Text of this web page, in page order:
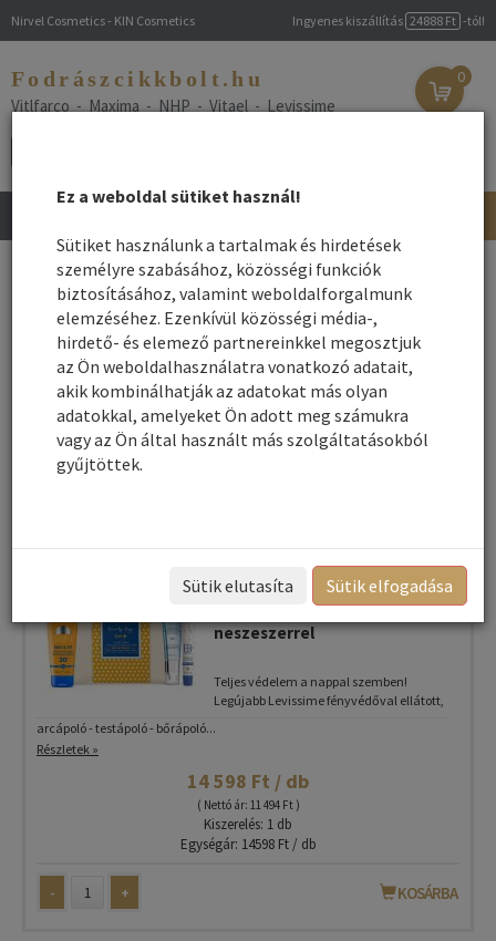
Nirvel Cosmetics - KIN Cosmetics Ingyenes kiszállítás 24888 Ft -tól!
Fodrászcikkbolt.hu
Vitlfarco - Maxima - NHP - Vitael - Levissime
0
navigation
Főoldal/Webshop/Arcápolás - Testápolás/Arcápoló
Testápoló csomag-Kezelés/ Testápoló csomag
Testápoló csomag
Név szerint
Rendezés:
Összes gyártó
Rendezés - Gyártók - szerint:
Beauty Bag Sun - Arc - és
Testápoló fényvédő napozó
csomag magas UV védelemmel +
neszeszerrel
Teljes védelem a nappal szemben!
Legújabb Levissime fényvédőval ellátott,
arcápoló - testápoló - bőrápoló...
Részletek »
14 598 Ft / db
( Nettó ár: 11 494 Ft )
Kiszerelés: 1 db
Egységár: 14598 Ft / db
- + KOSÁRBA
Ez a weboldal sütiket használ!
Sütiket használunk a tartalmak és hirdetések
személyre szabásához, közösségi funkciók
biztosításához, valamint weboldalforgalmunk
elemzéséhez. Ezenkívül közösségi média-,
hirdető- és elemező partnereinkkel megosztjuk
az Ön weboldalhasználatra vonatkozó adatait,
akik kombinálhatják az adatokat más olyan
adatokkal, amelyeket Ön adott meg számukra
vagy az Ön által használt más szolgáltatásokból
gyűjtöttek.
Sütik elutasíta Sütik elfogadása